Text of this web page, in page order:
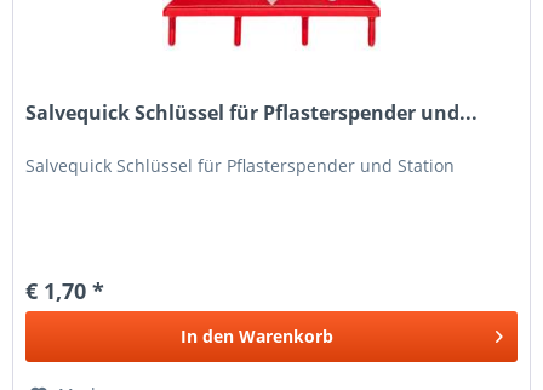
Salvequick Schlüssel für Pflasterspender und...
Salvequick Schlüssel für Pflasterspender und Station
€ 1,70 *
In den Warenkorb